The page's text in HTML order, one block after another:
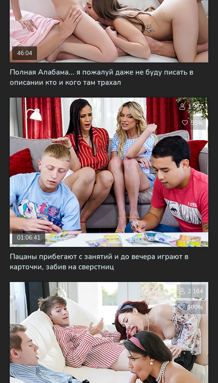
Полная Алабама... я пожалуй даже не буду писать в
описании кто и кого там трахал
46:04
Пацаны прибегают с занятий и до вечера играют в
карточки, забив на сверстниц
01:06:41
1 367
55%
2 164
100%